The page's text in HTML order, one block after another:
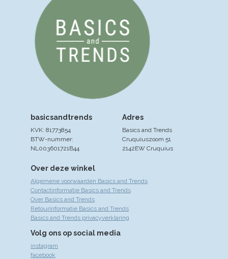
Over deze winkel
Algemene voorwaarden Basics and Trends
Contactinformatie Basics and Trends
Over Basics and Trends
Retourinformatie Basics and Trends
Basics and Trends privacyverklaring
Volg ons op social media
instagram
facebook
Adres
Basics and Trends
Cruquiuszoom 51
2142EW Cruquius
basicsandtrends
KVK: 81773854
BTW-nummer:
NL003601721B44